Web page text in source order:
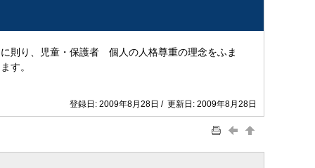
則り、児童・保護者 個人の人格尊重の理念をふま
す。
登録日: 2009年8月28日 / 更新日: 2009年8月28日